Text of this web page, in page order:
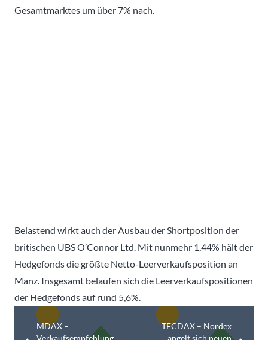
Gesamtmarktes um über 7% nach.
Belastend wirkt auch der Ausbau der Shortposition der
britischen UBS O’Connor Ltd. Mit nunmehr 1,44% hält der
Hedgefonds die größte Netto-Leerverkaufsposition an
Manz. Insgesamt belaufen sich die Leerverkaufspositionen
der Hedgefonds auf rund 5,6%.
MDAX –
Verkaufsempfehlung
TECDAX – Nordex
angelt sich neuen